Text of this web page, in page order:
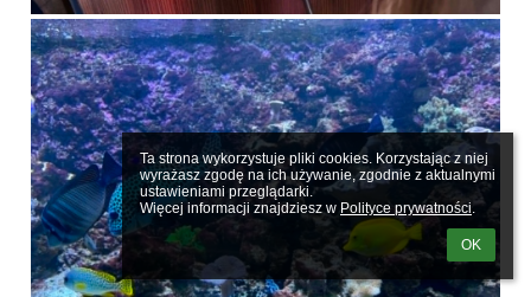
Ta strona wykorzystuje pliki cookies. Korzystając z niej
wyrażasz zgodę na ich używanie, zgodnie z aktualnymi
ustawieniami przeglądarki.
Więcej informacji znajdziesz w Polityce prywatności.
OK